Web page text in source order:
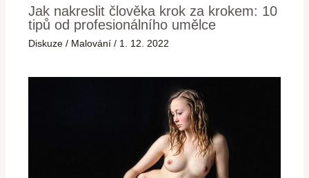
Jak nakreslit člověka krok za krokem: 10
tipů od profesionálního umělce
Diskuze / Malování / 1. 12. 2022